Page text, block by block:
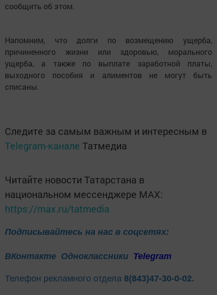
сообщить об этом.
Напомним, что долги по возмещению ущерба,
причиненного жизни или здоровью, морального
ущерба, а также по выплате заработной платы,
выходного пособия и алиментов не могут быть
списаны.
Следите за самым важным и интересным в
Telegram-канале Татмедиа
Читайте новости Татарстана в
национальном мессенджере MАХ:
https://max.ru/tatmedia
Подписывайтесь на нас в соцсетях:
ВКонтакте Одноклассники Telegram
Телефон рекламного отдела 8(843)47-30-0-02.